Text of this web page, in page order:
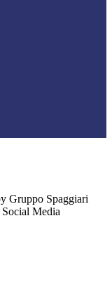
Gruppo Spaggiari
Media